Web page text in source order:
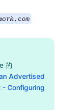
的
Advertised
Configuring